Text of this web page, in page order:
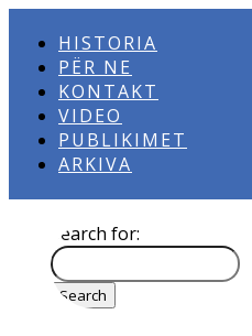
HISTORIA
PËR NE
KONTAKT
VIDEO
PUBLIKIMET
ARKIVA
Search for: